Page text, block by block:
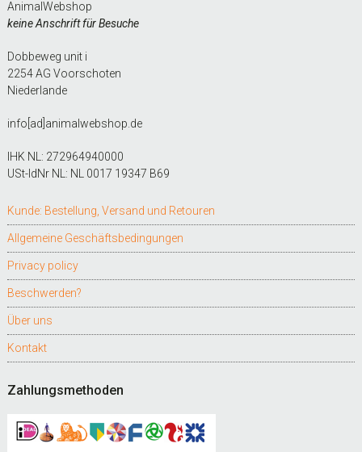
AnimalWebshop
keine Anschrift für Besuche
Dobbeweg unit i
2254 AG Voorschoten
Niederlande
info[ad]animalwebshop.de
IHK NL: 272964940000
USt-IdNr NL: NL 0017 19347 B69
Kunde: Bestellung, Versand und Retouren
Allgemeine Geschäftsbedingungen
Privacy policy
Beschwerden?
Über uns
Kontakt
Zahlungsmethoden